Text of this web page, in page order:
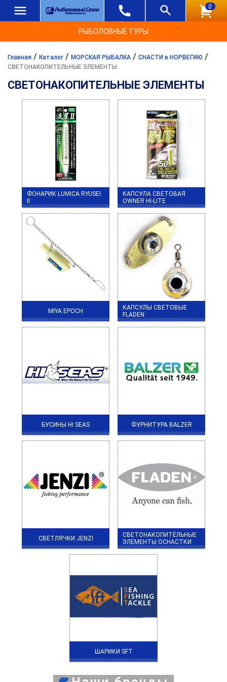
0
РЫБОЛОВНЫЕ ТУРЫ
Главная / Каталог / МОРСКАЯ РЫБАЛКА / СНАСТИ в НОРВЕГИЮ /
СВЕТОНАКОПИТЕЛЬНЫЕ ЭЛЕМЕНТЫ
СВЕТОНАКОПИТЕЛЬНЫЕ ЭЛЕМЕНТЫ
ФОНАРИК LUMICA RYUSEI
II
КАПСУЛА СВЕТОВАЯ
OWNER HI-LITE
MIYA EPOCH
КАПСУЛЫ СВЕТОВЫЕ
FLADEN
БУСИНЫ HI SEAS ФУРНИТУРА BALZER
СВЕТЛЯЧКИ JENZI
СВЕТОНАКОПИТЕЛЬНЫЕ
ЭЛЕМЕНТЫ ОСНАСТКИ
ШАРИКИ SFT